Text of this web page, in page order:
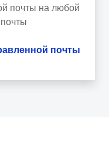
почты на любой
почты